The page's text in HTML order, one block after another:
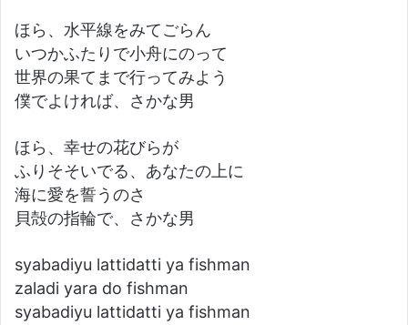
ほら、水平線をみてごらん
いつかふたりで小舟にのって
世界の果てまで行ってみよう
僕でよければ、さかな男
ほら、幸せの花びらが
ふりそそいでる、あなたの上に
海に愛を誓うのさ
貝殻の指輪で、さかな男
syabadiyu lattidatti ya fishman
zaladi yara do fishman
syabadiyu lattidatti ya fishman